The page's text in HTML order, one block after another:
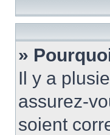
»
Il y a
assurez-
soient